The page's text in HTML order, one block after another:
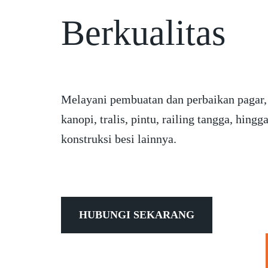
Berkualitas
Melayani pembuatan dan perbaikan pagar,
kanopi, tralis, pintu, railing tangga, hingga
konstruksi besi lainnya.
HUBUNGI SEKARANG